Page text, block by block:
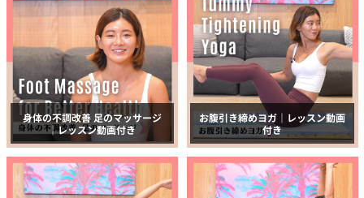
身体の不調改善 足のマッサージ
｜レッスン動画付き
お腹引き締めヨガ｜レッスン動画
付き